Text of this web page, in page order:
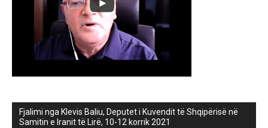
Fjalimi nga Klevis Baliu, Deputet i Kuvendit të Shqipërisë në
Samitin e Iranit të Lirë, 10-12 korrik 2021